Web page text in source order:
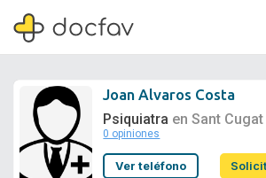
Soporte
Joan Alvaros Costa
Psiquiatra en Sant
0 opiniones
Ver teléfono